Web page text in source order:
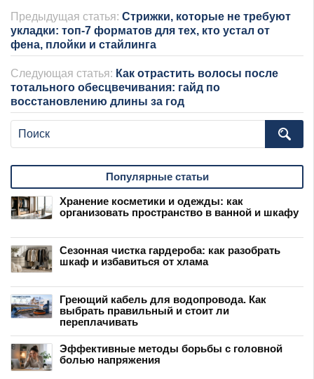
Предыдущая статья: Стрижки, которые не требуют
укладки: топ-7 форматов для тех, кто устал от
фена, плойки и стайлинга
Следующая статья: Как отрастить волосы после
тотального обесцвечивания: гайд по
восстановлению длины за год
Популярные статьи
Хранение косметики и одежды: как
организовать пространство в ванной и шкафу
Сезонная чистка гардероба: как разобрать
шкаф и избавиться от хлама
Греющий кабель для водопровода. Как
выбрать правильный и стоит ли
переплачивать
Эффективные методы борьбы с головной
болью напряжения